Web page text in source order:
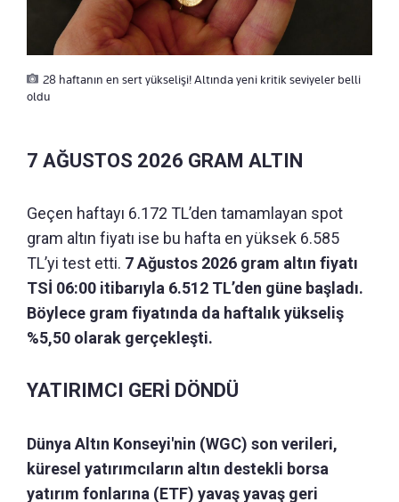
28 haftanın en sert yükselişi! Altında yeni kritik seviyeler belli
oldu
7 AĞUSTOS 2026 GRAM ALTIN
Geçen haftayı 6.172 TL’den tamamlayan spot
gram altın fiyatı ise bu hafta en yüksek 6.585
TL’yi test etti. 7 Ağustos 2026 gram altın fiyatı
TSİ 06:00 itibarıyla 6.512 TL’den güne başladı.
Böylece gram fiyatında da haftalık yükseliş
%5,50 olarak gerçekleşti.
YATIRIMCI GERİ DÖNDÜ
Dünya Altın Konseyi'nin (WGC) son verileri,
küresel yatırımcıların altın destekli borsa
yatırım fonlarına (ETF) yavaş yavaş geri